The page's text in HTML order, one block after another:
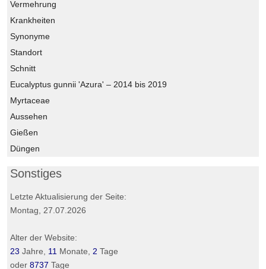
Vermehrung
Krankheiten
Synonyme
Standort
Schnitt
Eucalyptus gunnii 'Azura' – 2014 bis 2019
Myrtaceae
Aussehen
Gießen
Düngen
Sonstiges
Letzte Aktualisierung der Seite:
Montag, 27.07.2026
Alter der Website:
23 Jahre, 11 Monate, 2 Tage
oder 8737 Tage